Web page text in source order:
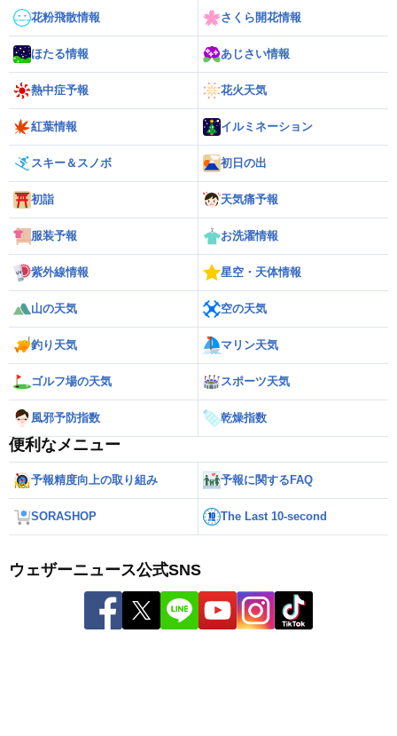
花粉飛散情報 さくら開花情報
ほたる情報 あじさい情報
熱中症予報 花火天気
紅葉情報 イルミネーション
スキー＆スノボ 初日の出
初詣 天気痛予報
服装予報 お洗濯情報
紫外線情報 星空・天体情報
山の天気 空の天気
釣り天気 マリン天気
ゴルフ場の天気 スポーツ天気
風邪予防指数 乾燥指数
便利なメニュー
予報精度向上の取り組み 予報に関するFAQ
SORASHOP The Last 10-second
ウェザーニュース公式SNS